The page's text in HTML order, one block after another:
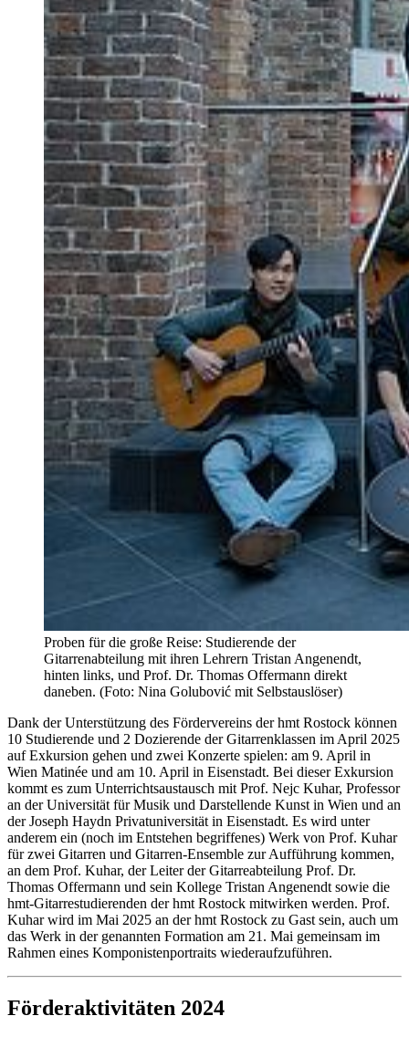
Proben für die große Reise: Studierende der
Gitarrenabteilung mit ihren Lehrern Tristan Angenendt,
hinten links, und Prof. Dr. Thomas Offermann direkt
daneben. (Foto: Nina Golubović mit Selbstauslöser)
Dank der Unterstützung des Fördervereins der hmt Rostock können
10 Studierende und 2 Dozierende der Gitarrenklassen im April 2025
auf Exkursion gehen und zwei Konzerte spielen: am 9. April in
Wien Matinée und am 10. April in Eisenstadt. Bei dieser Exkursion
kommt es zum Unterrichtsaustausch mit Prof. Nejc Kuhar, Professor
an der Universität für Musik und Darstellende Kunst in Wien und an
der Joseph Haydn Privatuniversität in Eisenstadt. Es wird unter
anderem ein (noch im Entstehen begriffenes) Werk von Prof. Kuhar
für zwei Gitarren und Gitarren-Ensemble zur Aufführung kommen,
an dem Prof. Kuhar, der Leiter der Gitarreabteilung Prof. Dr.
Thomas Offermann und sein Kollege Tristan Angenendt sowie die
hmt-Gitarrestudierenden der hmt Rostock mitwirken werden. Prof.
Kuhar wird im Mai 2025 an der hmt Rostock zu Gast sein, auch um
das Werk in der genannten Formation am 21. Mai gemeinsam im
Rahmen eines Komponistenportraits wiederaufzuführen.
Förderaktivitäten 2024